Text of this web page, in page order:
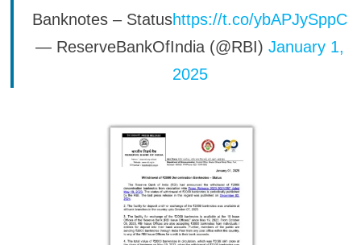
Banknotes – Statushttps://t.co/ybAPJySppC
— ReserveBankOfIndia (@RBI)January 1,
2025